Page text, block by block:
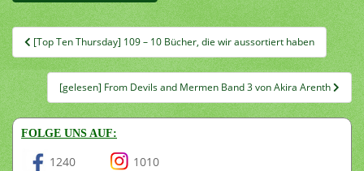
Beitragsnavigation
[Top Ten Thursday] 109 – 10 Bücher, die wir aussortiert haben
[gelesen] From Devils and Mermen Band 3 von Akira Arenth
FOLGE UNS AUF:
1240 1010